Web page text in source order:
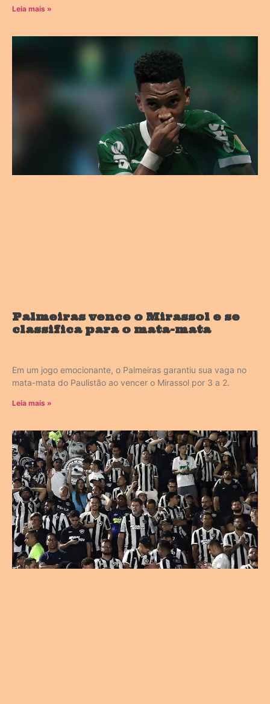
Leia mais »
Palmeiras vence o Mirassol e se
classifica para o mata-mata
Em um jogo emocionante, o Palmeiras garantiu sua vaga no
mata-mata do Paulistão ao vencer o Mirassol por 3 a 2.
Leia mais »